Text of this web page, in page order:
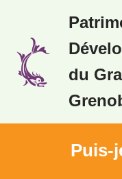
au
contenu
du
Puis-